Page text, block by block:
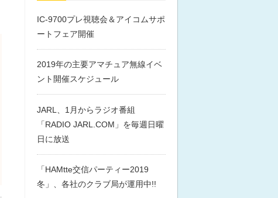
IC-9700プレ視聴会＆アイコムサポ
ートフェア開催
2019年の主要アマチュア無線イベ
ント開催スケジュール
JARL、1月からラジオ番組
「RADIO JARL.COM」を毎週日曜
日に放送
「HAMtte交信パーティー2019
冬」、各社のクラブ局が運用中!!